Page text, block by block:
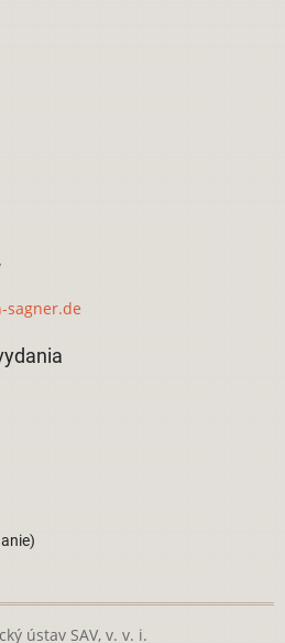
sagner.de
ústav SAV, v. v. i.